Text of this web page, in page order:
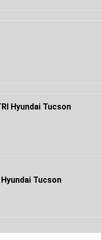
Hyundai Tucson
Hyundai Tucson